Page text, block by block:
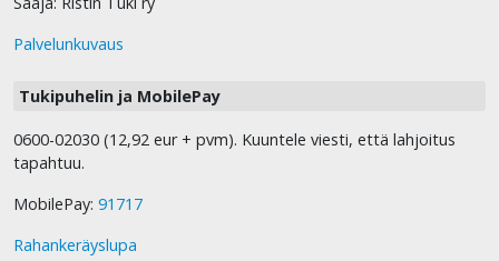
Palvelunkuvaus
Tukipuhelin ja MobilePay
0600-02030 (12,92 eur + pvm). Kuuntele viesti, että lahjoitus
tapahtuu.
MobilePay: 91717
Rahankeräyslupa